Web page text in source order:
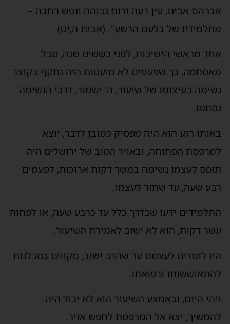
אברהם אבינו, עין רעה ורוח גבוהה ונפש רחבה –
מתלמידיו של בלעם הרשע". (אבות ה,יט)
אחד מראשי הישיבות, לפני כששים שנה, סבל
מאסתמה, כך שפעמים לא מועטות היה נתקף בקוצר
נשימה בעיצומו של שיעור, ה' ישמור, דרכי הנשימה
נסתמו.
באותו רגע הוא היה מפסיק כמובן לדבר, יוצא
למרפסת הפתוחה, ובאויר הטוב של ירושלים היה
תופס לעצמו נשימה במשך דקות ארוכות, לפעמים
רבע שעה, עד שחזר לעצמו.
התלמידים ידעו שבדרך כלל עד כרבע שעה, או לפחות
עשר דקות, הוא לא ישוב לאמירת השיעור.
היו לומדים לעצמם עד שהרב ישוב, מקווים בסבלנות
להתאוששותו ורפואתו.
ויהי היום, ובאמצע השיעור הוא לא יכול היה
להמשיך, יצא אל המרפסת לחפש אויר.